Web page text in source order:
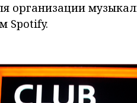
организации
Spotify.